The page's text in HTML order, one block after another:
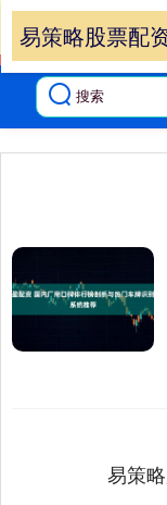
易策略股票配
易策